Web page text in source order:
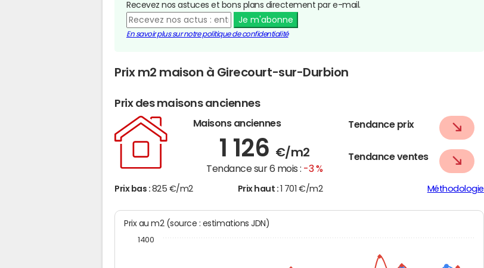
Recevez nos astuces et bons plans directement par e-mail.
Je m'abonne
En savoir plus sur notre politique de confidentialité
Prix m2 maison à Girecourt-sur-Durbion
Prix des maisons anciennes
Maisons anciennes
1 126 €/m2
Tendance sur 6 mois : -3 %
Tendance prix
Tendance ventes
Prix bas : 825 €/m2 Prix haut : 1 701 €/m2 Méthodologie
Prix au m2 (source : estimations JDN)
1400